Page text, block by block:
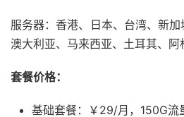
服务器：香港、日本、台湾、新加
澳大利亚、马来西亚、土耳其、阿
套餐价格：
基础套餐：￥29/月，150G流